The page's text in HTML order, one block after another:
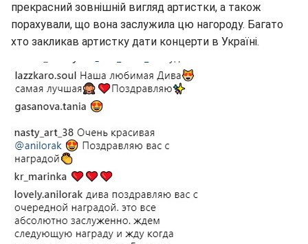
прекрасний зовнішній вигляд артистки, а також
порахували, що вона заслужила цю нагороду. Багато
хто закликав артистку дати концерти в Україні.